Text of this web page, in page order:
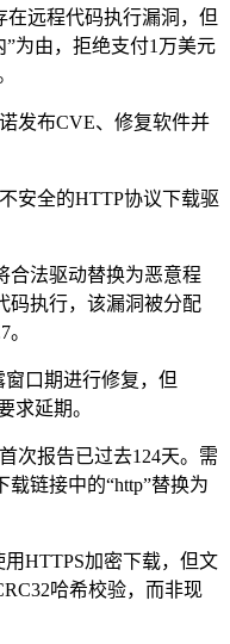
远程代码执行漏洞，但
为由，拒绝支付1万美元
发布CVE、修复软件并
安全的HTTP协议下载驱
合法驱动替换为恶意程
码执行，该漏洞被分配
窗口期进行修复，但
求延期。
次报告已过去124天。需
链接中的“http”替换为
HTTPS加密下载，但文
哈希校验，而非现